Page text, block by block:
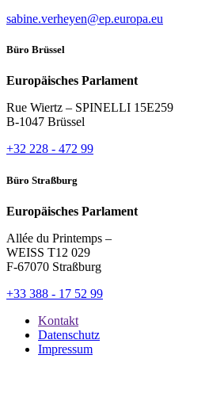
sabine.verheyen@ep.europa.eu
Büro Brüssel
Europäisches Parlament
Rue Wiertz – SPINELLI 15E259
B-1047 Brüssel
+32 228 - 472 99
Büro Straßburg
Europäisches Parlament
Allée du Printemps –
WEISS T12 029
F-67070 Straßburg
+33 388 - 17 52 99
Kontakt
Datenschutz
Impressum